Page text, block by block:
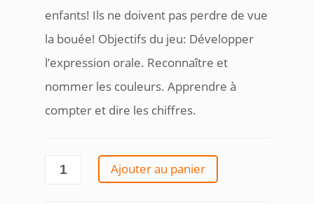
enfants! Ils ne doivent pas perdre de vue
la bouée! Objectifs du jeu: Développer
l’expression orale. Reconnaître et
nommer les couleurs. Apprendre à
compter et dire les chiffres.
quantité
Ajouter au panier